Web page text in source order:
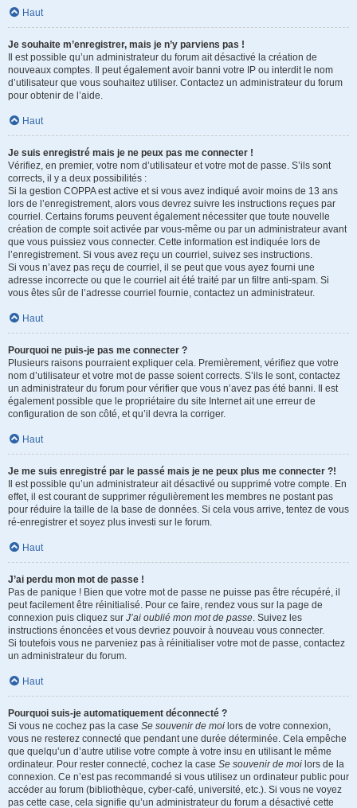
Haut
Je souhaite m’enregistrer, mais je n’y parviens pas !
Il est possible qu’un administrateur du forum ait désactivé la création de
nouveaux comptes. Il peut également avoir banni votre IP ou interdit le nom
d’utilisateur que vous souhaitez utiliser. Contactez un administrateur du forum
pour obtenir de l’aide.
Haut
Je suis enregistré mais je ne peux pas me connecter !
Vérifiez, en premier, votre nom d’utilisateur et votre mot de passe. S’ils sont
corrects, il y a deux possibilités :
Si la gestion COPPA est active et si vous avez indiqué avoir moins de 13 ans
lors de l’enregistrement, alors vous devrez suivre les instructions reçues par
courriel. Certains forums peuvent également nécessiter que toute nouvelle
création de compte soit activée par vous-même ou par un administrateur avant
que vous puissiez vous connecter. Cette information est indiquée lors de
l’enregistrement. Si vous avez reçu un courriel, suivez ses instructions.
Si vous n’avez pas reçu de courriel, il se peut que vous ayez fourni une
adresse incorrecte ou que le courriel ait été traité par un filtre anti-spam. Si
vous êtes sûr de l’adresse courriel fournie, contactez un administrateur.
Haut
Pourquoi ne puis-je pas me connecter ?
Plusieurs raisons pourraient expliquer cela. Premièrement, vérifiez que votre
nom d’utilisateur et votre mot de passe soient corrects. S’ils le sont, contactez
un administrateur du forum pour vérifier que vous n’avez pas été banni. Il est
également possible que le propriétaire du site Internet ait une erreur de
configuration de son côté, et qu’il devra la corriger.
Haut
Je me suis enregistré par le passé mais je ne peux plus me connecter ?!
Il est possible qu’un administrateur ait désactivé ou supprimé votre compte. En
effet, il est courant de supprimer régulièrement les membres ne postant pas
pour réduire la taille de la base de données. Si cela vous arrive, tentez de vous
ré-enregistrer et soyez plus investi sur le forum.
Haut
J’ai perdu mon mot de passe !
Pas de panique ! Bien que votre mot de passe ne puisse pas être récupéré, il
peut facilement être réinitialisé. Pour ce faire, rendez vous sur la page de
connexion puis cliquez sur J’ai oublié mon mot de passe. Suivez les
instructions énoncées et vous devriez pouvoir à nouveau vous connecter.
Si toutefois vous ne parveniez pas à réinitialiser votre mot de passe, contactez
un administrateur du forum.
Haut
Pourquoi suis-je automatiquement déconnecté ?
Si vous ne cochez pas la case Se souvenir de moi lors de votre connexion,
vous ne resterez connecté que pendant une durée déterminée. Cela empêche
que quelqu’un d’autre utilise votre compte à votre insu en utilisant le même
ordinateur. Pour rester connecté, cochez la case Se souvenir de moi lors de la
connexion. Ce n’est pas recommandé si vous utilisez un ordinateur public pour
accéder au forum (bibliothèque, cyber-café, université, etc.). Si vous ne voyez
pas cette case, cela signifie qu’un administrateur du forum a désactivé cette